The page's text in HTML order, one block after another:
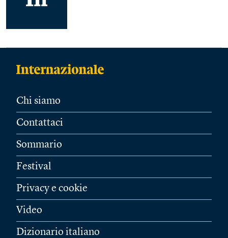
Chi siamo
Contattaci
Sommario
Festival
Privacy e cookie
Video
Dizionario italiano